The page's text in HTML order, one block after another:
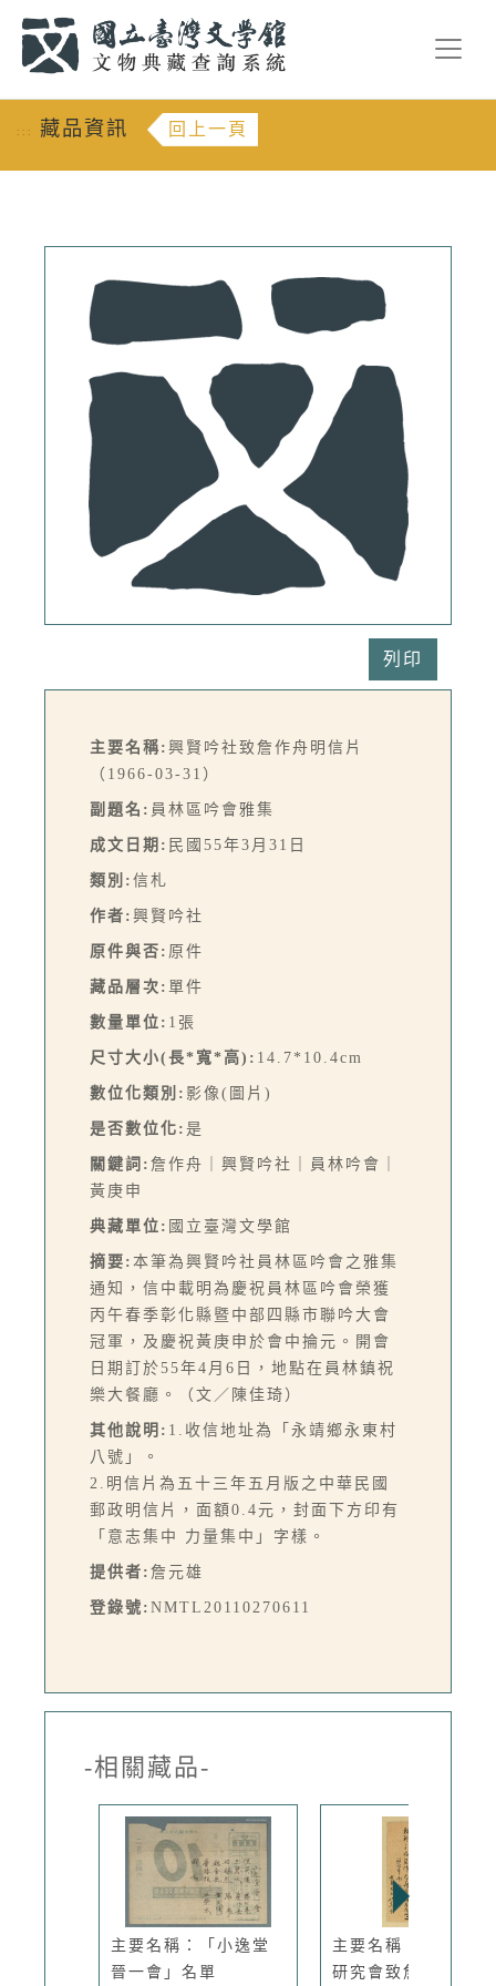
::: 藏品資訊 回上一頁
列印
主要名稱: 興賢吟社致詹作舟明信片
（1966-03-31）
副題名: 員林區吟會雅集
成文日期: 民國55年3月31日
類別: 信札
作者: 興賢吟社
原件與否: 原件
藏品層次: 單件
數量單位: 1張
尺寸大小(長*寬*高): 14.7*10.4cm
數位化類別: 影像(圖片)
是否數位化: 是
關鍵詞: 詹作舟｜興賢吟社｜員林吟會｜
黃庚申
典藏單位: 國立臺灣文學館
摘要: 本筆為興賢吟社員林區吟會之雅集
通知，信中載明為慶祝員林區吟會榮獲
丙午春季彰化縣暨中部四縣市聯吟大會
冠軍，及慶祝黃庚申於會中掄元。開會
日期訂於55年4月6日，地點在員林鎮祝
樂大餐廳。（文／陳佳琦）
其他說明: 1.收信地址為「永靖鄉永東村
八號」。
2.明信片為五十三年五月版之中華民國
郵政明信片，面額0.4元，封面下方印有
「意志集中 力量集中」字樣。
提供者: 詹元雄
登錄號: NMTL20110270611
-相關藏品-
主要名稱：「小逸堂
晉一會」名單
主要名稱：士華國文
研究會致詹...